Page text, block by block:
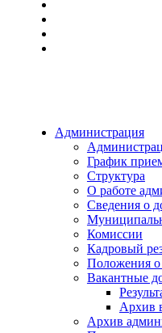
Администрация
График
Структура
О работе
Сведения о
Комиссии
Кадровый
Положения о
Вакантные
Архив
Архив